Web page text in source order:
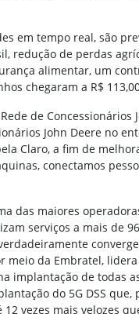
em tempo real, são
redução de perdas
alimentar, um
chegaram a R$
de
John Deere no
Claro, a fim de
conectamos
das maiores
serviços a mais de
meio da Embratel,
implantação de
do 5G DSS
vezes mais velozes